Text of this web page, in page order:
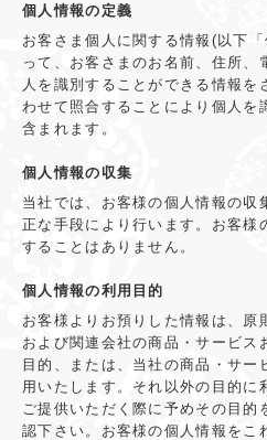
個人情報の定義
お客さま個人に関する情報(以下
って、お客さまのお名前、住所、
人を識別することができる情報を
わせて照合することにより個人を
含まれます。
個人情報の収集
当社では、お客様の個人情報の収
正な手段により行います。お客様
することはありません。
個人情報の利用目的
お客様よりお預りした情報は、原
および関連会社の商品・サービス
目的、または、当社の商品・サー
用いたします。それ以外の目的に
ご提供いただく際に予めその目的
認下さい。お客様の個人情報をこ